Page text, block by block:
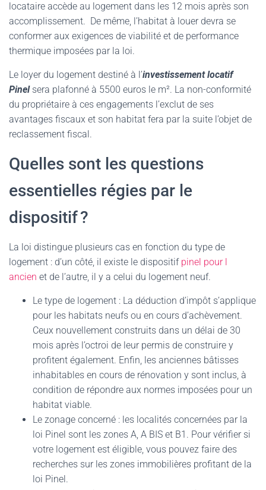
locataire accède au logement dans les 12 mois après son
accomplissement. De même, l’habitat à louer devra se
conformer aux exigences de viabilité et de performance
thermique imposées par la loi.
Le loyer du logement destiné à l’investissement locatif
Pinel sera plafonné à 5500 euros le m². La non-conformité
du propriétaire à ces engagements l’exclut de ses
avantages fiscaux et son habitat fera par la suite l’objet de
reclassement fiscal.
Quelles sont les questions
essentielles régies par le
dispositif ?
La loi distingue plusieurs cas en fonction du type de
logement : d’un côté, il existe le dispositif pinel pour l
ancien et de l’autre, il y a celui du logement neuf.
Le type de logement : La déduction d’impôt s’applique
pour les habitats neufs ou en cours d’achèvement.
Ceux nouvellement construits dans un délai de 30
mois après l’octroi de leur permis de construire y
profitent également. Enfin, les anciennes bâtisses
inhabitables en cours de rénovation y sont inclus, à
condition de répondre aux normes imposées pour un
habitat viable.
Le zonage concerné : les localités concernées par la
loi Pinel sont les zones A, A BIS et B1. Pour vérifier si
votre logement est éligible, vous pouvez faire des
recherches sur les zones immobilières profitant de la
loi Pinel.